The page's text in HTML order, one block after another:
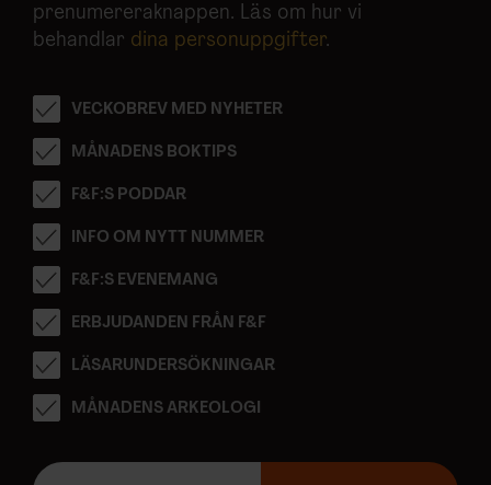
prenumereraknappen. Läs om hur vi
behandlar dina personuppgifter.
VECKOBREV MED NYHETER
MÅNADENS BOKTIPS
F&F:S PODDAR
INFO OM NYTT NUMMER
F&F:S EVENEMANG
ERBJUDANDEN FRÅN F&F
LÄSARUNDERSÖKNINGAR
MÅNADENS ARKEOLOGI
E